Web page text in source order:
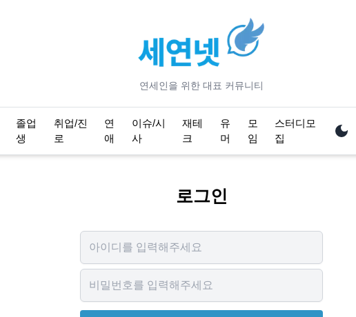
연세인을 위한 대표 커뮤니티
졸업
생
취업/진
로
연
애
이슈/시
사
재테
크
유
머
모
임
스터디모
집
로그인